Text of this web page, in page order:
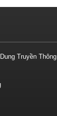
Truyền Thông